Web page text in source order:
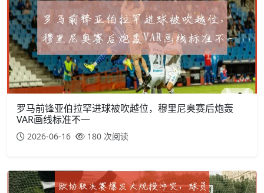
罗马前锋亚伯拉罕进球被吹越位，穆里尼奥赛后炮轰
VAR画线标准不一
2026-06-16 180 次阅读